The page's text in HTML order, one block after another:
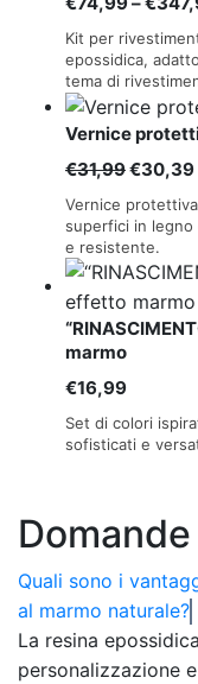
Kit per
epossidica,
tema di
Vernice
€31,99Il
prezzo
era:
€31,99.
€30,39Il
Vernice
superfici in legno
e resistente.
marmo
€16,99
Set di colori
sofisticati e
Quali sono i
al marmo naturale?
La resina
personalizzazione